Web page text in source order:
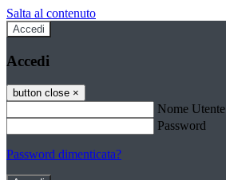
Salta al contenuto
Accedi
Accedi
button close ×
Nome Utente
Password
Password dimenticata?